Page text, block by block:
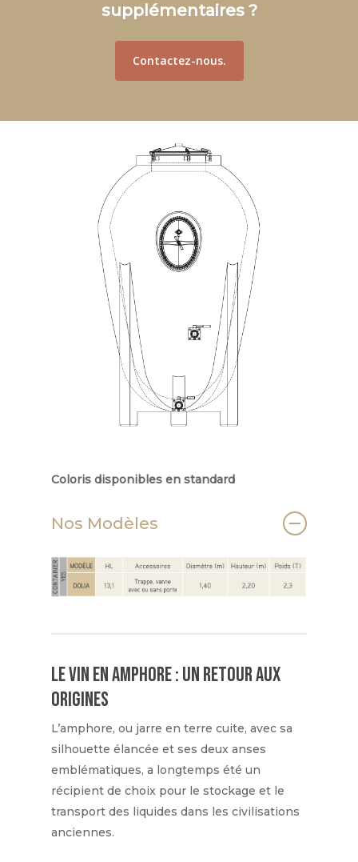
supplémentaires ?
Contactez-nous.
Coloris disponibles en standard
Nos Modèles
Le vin en amphore : un retour aux
origines
L’amphore, ou jarre en terre cuite, avec sa
silhouette élancée et ses deux anses
emblématiques, a longtemps été un
récipient de choix pour le stockage et le
transport des liquides dans les civilisations
anciennes.